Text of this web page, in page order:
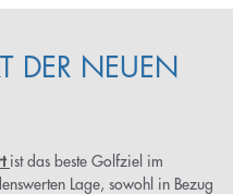
DER NEUEN
ist das beste Golfziel im
Lage, sowohl in Bezug